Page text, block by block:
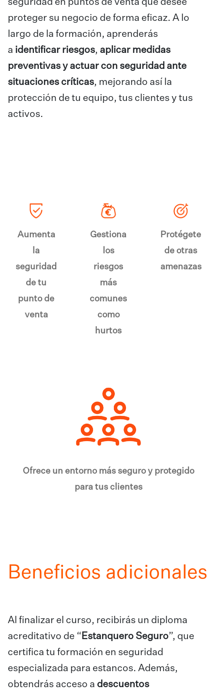
seguridad en puntos de venta que desee
proteger su negocio de forma eficaz. A lo
largo de la formación, aprenderás
a identificar riesgos, aplicar medidas
preventivas y actuar con seguridad ante
situaciones críticas, mejorando así la
protección de tu equipo, tus clientes y tus
activos.
Aumenta
la
seguridad
de tu
punto de
venta
Gestiona
los
riesgos
más
comunes
como
hurtos
Protégete
de otras
amenazas
Ofrece un entorno más seguro y protegido
para tus clientes
Beneficios adicionales
Al finalizar el curso, recibirás un diploma
acreditativo de “ Estanquero Seguro”, que
certifica tu formación en seguridad
especializada para estancos. Además,
obtendrás acceso a descuentos